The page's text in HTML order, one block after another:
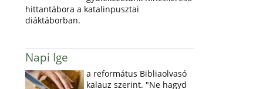
hittantábora a katalinpusztai
diáktáborban.
Napi Ige
a református Bibliaolvasó
kalauz szerint. "Ne hagyd